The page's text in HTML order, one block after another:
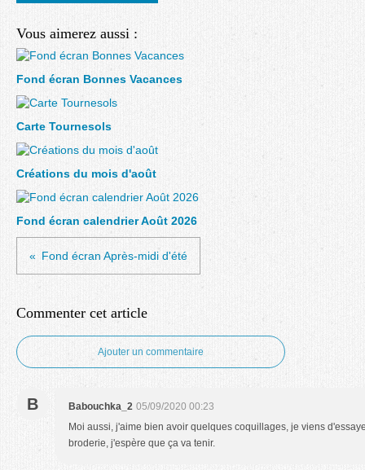
Vous aimerez aussi :
Fond écran Bonnes Vacances
Carte Tournesols
Créations du mois d'août
Fond écran calendrier Août 2026
Fond écran Après-midi d'été
Commenter cet article
Ajouter un commentaire
B Babouchka_2 05/09/2020 00:23
Moi aussi, j'aime bien avoir quelques coquillages, je viens
broderie, j'espère que ça va tenir.